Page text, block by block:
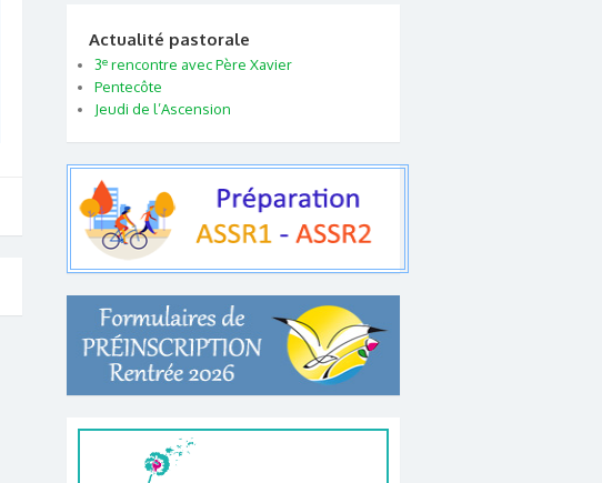
Actualité pastorale
3e rencontre avec Père Xavier
Pentecôte
Jeudi de l’Ascension